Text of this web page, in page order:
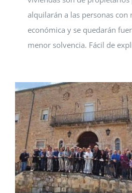
alquilarán a las personas con
económica y se quedarán
menor solvencia. Fácil de